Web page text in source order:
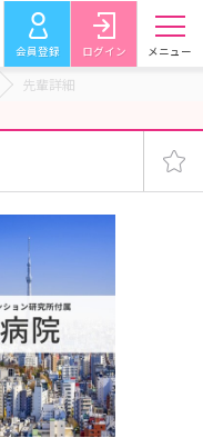
会員登録 ログイン メニュー
先輩詳細